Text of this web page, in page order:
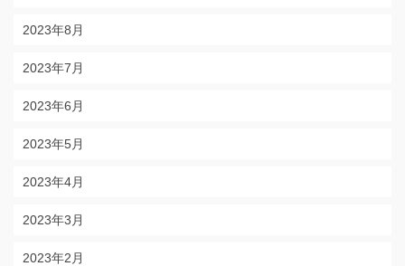
2023年8月
2023年7月
2023年6月
2023年5月
2023年4月
2023年3月
2023年2月